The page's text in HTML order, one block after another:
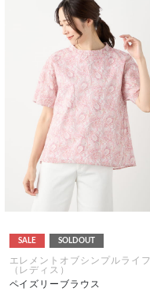
SALE SOLDOUT
エレメントオブシンプルライフ
（レディス）
ペイズリーブラウス